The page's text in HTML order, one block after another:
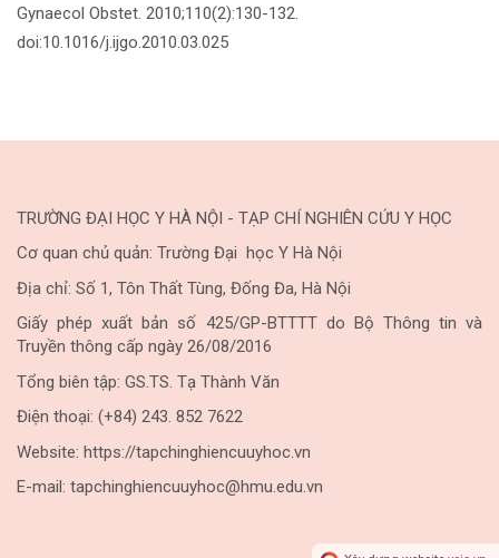
Gynaecol Obstet. 2010;110(2):130-132.
doi:10.1016/j.ijgo.2010.03.025
TRƯỜNG ĐẠI HỌC Y HÀ NỘI - TẠP CHÍ NGHIÊN CỨU Y HỌC
Cơ quan chủ quản: Trường Đại học Y Hà Nội
Địa chỉ: Số 1, Tôn Thất Tùng, Đống Đa, Hà Nội
Giấy phép xuất bản số 425/GP-BTTTT do Bộ Thông tin và
Truyền thông cấp ngày 26/08/2016
Tổng biên tập: GS.TS. Tạ Thành Văn
Điện thoại: (+84) 243. 852 7622
Website: https://tapchinghiencuuyhoc.vn
E-mail: tapchinghiencuuyhoc@hmu.edu.vn